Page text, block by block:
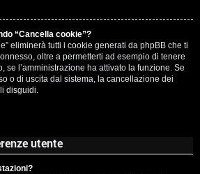
“Cancella cookie”?
eliminerà tutti i cookie generati da phpBB che ti
oltre a permetterti ad esempio di tenere
se l’amministrazione ha attivato la funzione. Se
o di uscita dal sistema, la cancellazione dei
disguidi.
utente